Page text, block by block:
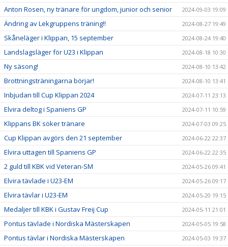
Anton Rosen, ny tränare för ungdom, junior och senior 2024-09-03 19:09
Ändring av Lekgruppens träning!! 2024-08-27 19:49
Skåneläger i Klippan, 15 september 2024-08-24 19:40
Landslagsläger för U23 i Klippan 2024-08-18 10:30
Ny säsong! 2024-08-10 13:42
Brottningsträningarna börjar! 2024-08-10 13:41
Inbjudan till Cup Klippan 2024 2024-07-11 23:13
Elvira deltog i Spaniens GP 2024-07-11 10:59
Klippans BK söker tränare 2024-07-03 09:25
Cup Klippan avgörs den 21 september 2024-06-22 22:37
Elvira uttagen till Spaniens GP 2024-06-22 22:35
2 guld till KBK vid Veteran-SM 2024-05-26 09:41
Elvira tävlade i U23-EM 2024-05-26 09:17
Elvira tävlar i U23-EM 2024-05-20 19:15
Medaljer till KBK i Gustav Freij Cup 2024-05-11 21:01
Pontus tävlade i Nordiska Mästerskapen 2024-05-05 19:58
Pontus tävlar i Nordiska Mästerskapen 2024-05-03 19:37